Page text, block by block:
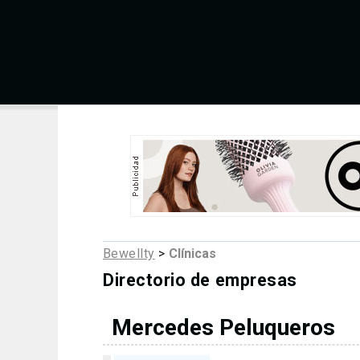
Bewellty > Clínicas
Directorio de empresas
Mercedes Peluqueros